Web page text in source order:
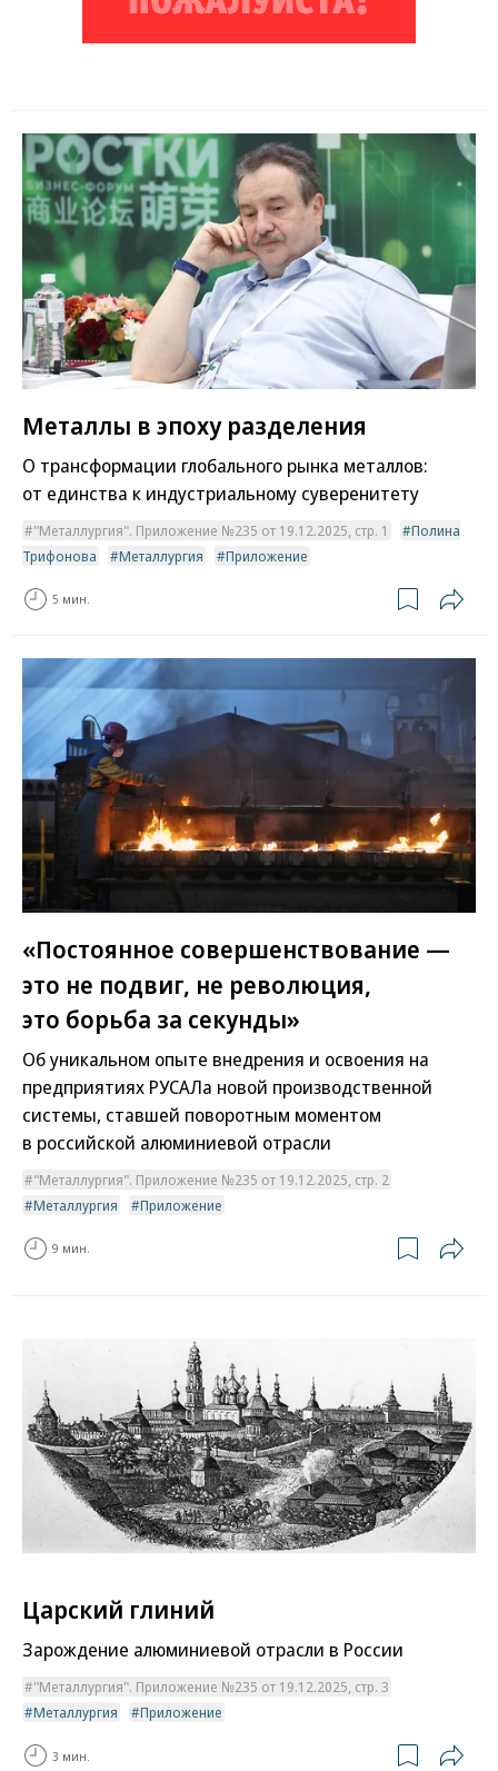
Металлы в эпоху разделения
О трансформации глобального рынка металлов:
от единства к индустриальному суверенитету
"Металлургия". Приложение №235 от 19.12.2025, стр. 1
Полина
Трифонова
Металлургия Приложение
5 мин.
«Постоянное совершенствование —
это не подвиг, не революция,
это борьба за секунды»
Об уникальном опыте внедрения и освоения на
предприятиях РУСАЛа новой производственной
системы, ставшей поворотным моментом
в российской алюминиевой отрасли
"Металлургия". Приложение №235 от 19.12.2025, стр. 2
Металлургия
Приложение
9 мин.
Царский глиний
Зарождение алюминиевой отрасли в России
"Металлургия". Приложение №235 от 19.12.2025, стр. 3
Металлургия
Приложение
3 мин.